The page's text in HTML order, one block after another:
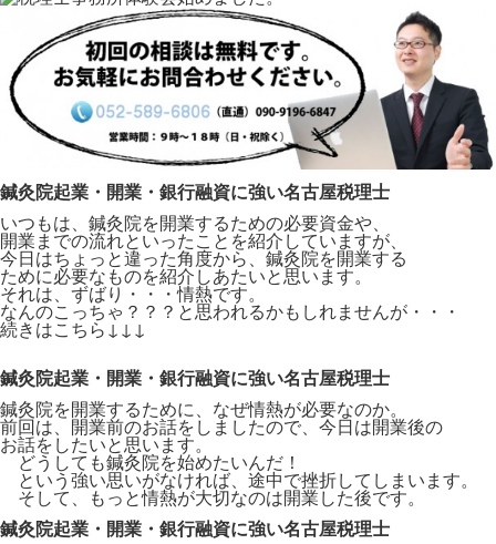
鍼灸院起業・開業・銀行融資に強い名古屋税理士
いつもは、鍼灸院を開業するための必要資金や、
開業までの流れといったことを紹介していますが、
今日はちょっと違った角度から、鍼灸院を開業する
ために必要なものを紹介しあたいと思います。
それは、ずばり・・・情熱です。
なんのこっちゃ？？？と思われるかもしれませんが・・・
続きはこちら↓↓↓
鍼灸院起業・開業・銀行融資に強い名古屋税理士
鍼灸院を開業するために、なぜ情熱が必要なのか。
前回は、開業前のお話をしましたので、今日は開業後の
お話をしたいと思います。
どうしても鍼灸院を始めたいんだ！
という強い思いがなければ、途中で挫折してしまいます。
そして、もっと情熱が大切なのは開業した後です。
鍼灸院起業・開業・銀行融資に強い名古屋税理士